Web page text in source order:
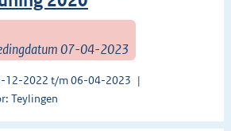
07-04-2023
12-2022 t/m 06-04-2023
Teylingen